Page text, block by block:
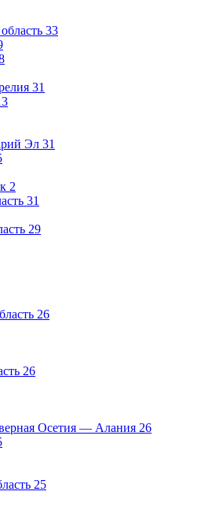
33
31
Эл 31
2
31
29
26
26
Осетия — Алания 26
25